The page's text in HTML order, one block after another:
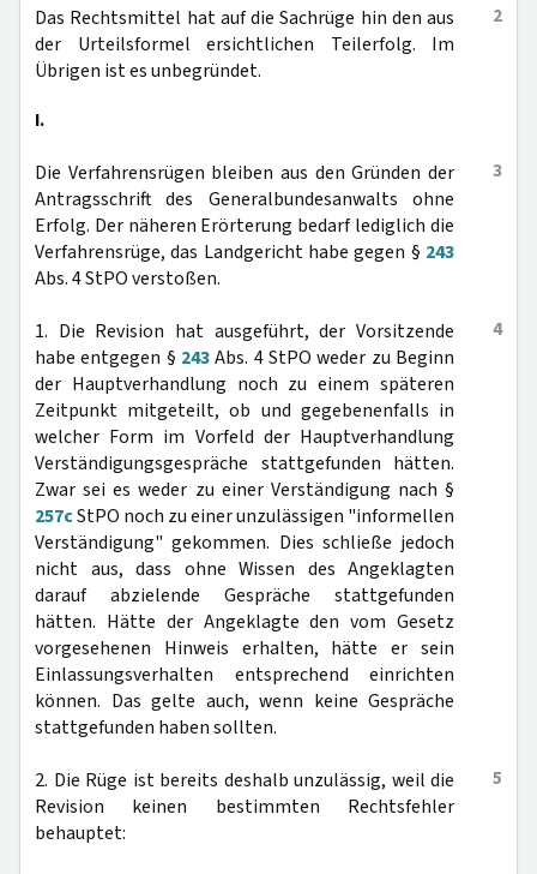
2
Das Rechtsmittel hat auf die Sachrüge hin den aus
der Urteilsformel ersichtlichen Teilerfolg. Im
Übrigen ist es unbegründet.
I.
3
Die Verfahrensrügen bleiben aus den Gründen der
Antragsschrift des Generalbundesanwalts ohne
Erfolg. Der näheren Erörterung bedarf lediglich die
Verfahrensrüge, das Landgericht habe gegen § 243
Abs. 4 StPO verstoßen.
4
1. Die Revision hat ausgeführt, der Vorsitzende
habe entgegen § 243Abs. 4 StPO weder zu Beginn
der Hauptverhandlung noch zu einem späteren
Zeitpunkt mitgeteilt, ob und gegebenenfalls in
welcher Form im Vorfeld der Hauptverhandlung
Verständigungsgespräche stattgefunden hätten.
Zwar sei es weder zu einer Verständigung nach §
257cStPO noch zu einer unzulässigen "informellen
Verständigung" gekommen. Dies schließe jedoch
nicht aus, dass ohne Wissen des Angeklagten
darauf abzielende Gespräche stattgefunden
hätten. Hätte der Angeklagte den vom Gesetz
vorgesehenen Hinweis erhalten, hätte er sein
Einlassungsverhalten entsprechend einrichten
können. Das gelte auch, wenn keine Gespräche
stattgefunden haben sollten.
5
2. Die Rüge ist bereits deshalb unzulässig, weil die
Revision keinen bestimmten Rechtsfehler
behauptet: